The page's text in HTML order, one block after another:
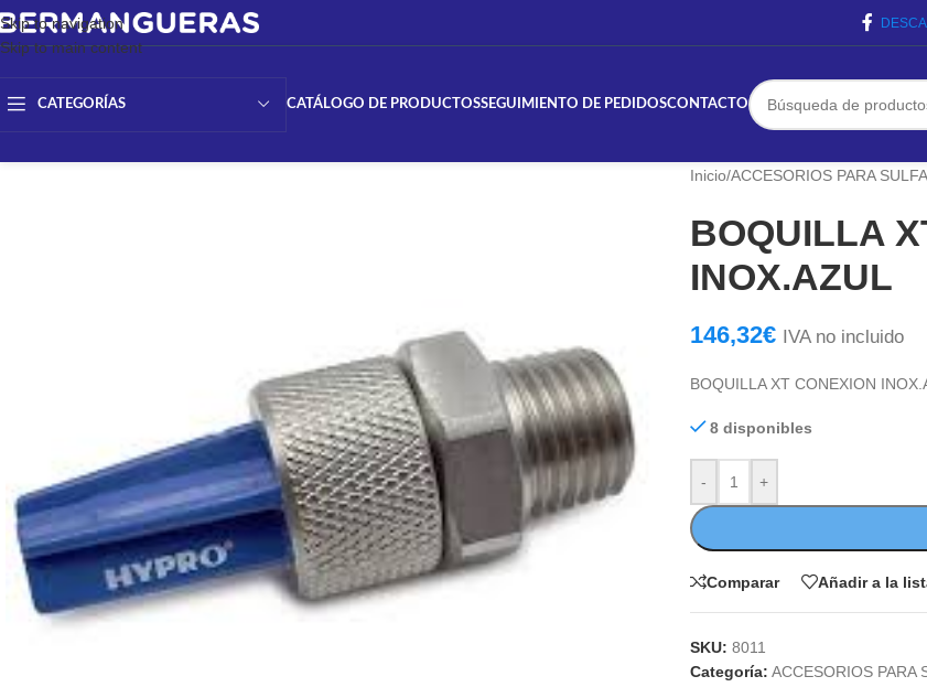
Skip to navigation
Skip to main content
CATEGORÍAS CATÁLOGO DE PRODUCTOSSEGUIMIENTO DE PEDIDOSCONTACTO
Inicio/ACCESORIOS PARA
BOQUILLA
INOX.AZUL
146,32€ IVA no incluido
BOQUILLA XT CONEXION
8 disponibles
- +
Comparar Añadir a la
SKU: 8011
Categoría: ACCESORIOS PARA